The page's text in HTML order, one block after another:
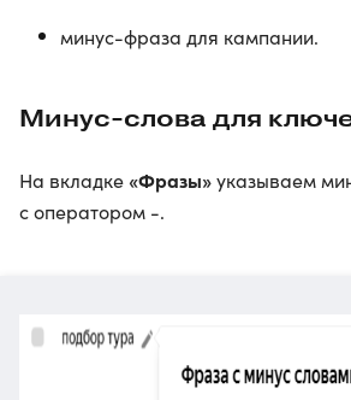
минус-фраза для кампании.
Минус-слова для
На вкладке«Фразы»указываем
с оператором -.